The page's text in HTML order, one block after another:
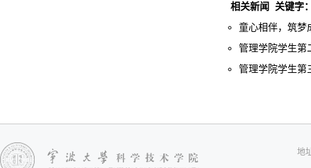
相关新闻
关键字
童心相伴，筑梦
管理学院学生第
管理学院学生第
地